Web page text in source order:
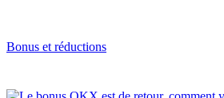
Bonus et réductions